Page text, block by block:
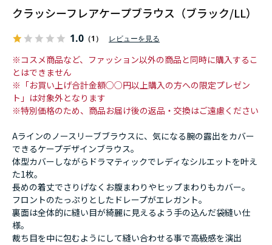
クラッシーフレアケープブラウス（ブラック/LL）
1.0 （1） レビューを見る
※コスメ商品など、ファッション以外の商品と同時に購入するこ
とはできません
※「お買い上げ合計金額○○円以上購入の方への限定プレゼン
ト」は対象外となります
※特別価格のため、商品お届け後の返品・交換はご遠慮ください
Aラインのノースリーブブラウスに、気になる腕の露出をカバー
できるケープデザインブラウス。
体型カバーしながらドラマティックでレディなシルエットを叶え
た1枚。
長めの着丈でさりげなくお腹まわりやヒップまわりもカバー。
フロントのたっぷりとしたドレープがエレガント。
裏面は全体的に縫い目が綺麗に見えるよう手の込んだ袋縫い仕
様。
裁ち目を中に包むようにして縫い合わせる事で高級感を演出